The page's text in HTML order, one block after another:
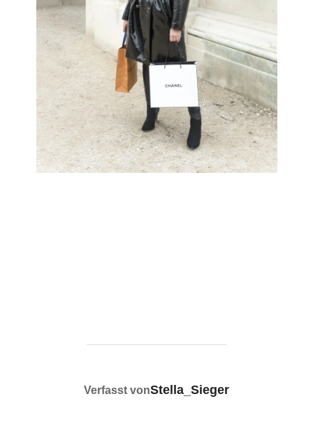
BEITRAGSAUTOR
Verfasst vonStella_Sieger